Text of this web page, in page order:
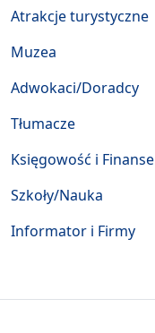
Atrakcje turystyczne
Muzea
Adwokaci/Doradcy
Tłumacze
Księgowość i Finanse
Szkoły/Nauka
Informator i Firmy